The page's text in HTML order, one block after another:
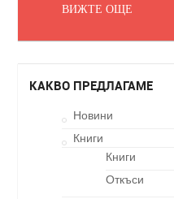
ВИЖТЕ ОЩЕ
КАКВО ПРЕДЛАГАМЕ
Новини
Книги
Книги
Откъси